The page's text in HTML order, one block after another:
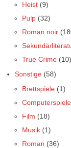
Heist (9)
Pulp (32)
Roman noir
True Crime (10)
Sonstige (58)
Brettspiele (1)
Computerspiele
Film (18)
Musik (1)
Roman (36)